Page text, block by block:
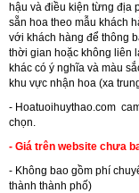
hậu và điều kiện từng địa
sẵn hoa theo mẫu khách
với khách hàng để thông
thời gian hoặc không liên
khác có ý nghĩa và màu
khu vực nhận hoa (xa
- Hoatuoihuythao.com
chọn.
- Giá trên website chưa
- Không bao gồm phí
thành thành phố)